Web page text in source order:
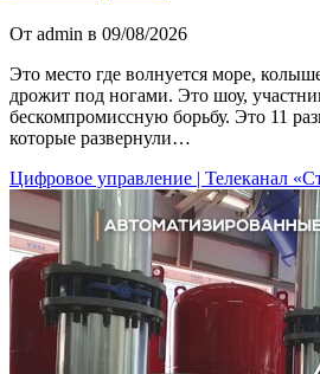
От admin в 09/08/2026
Это место где волнуется море,
дрожит под ногами. Это шоу,
бескомпромиссную борьбу. Это 11
которые развернули…
Цифровое управление | Телеканал